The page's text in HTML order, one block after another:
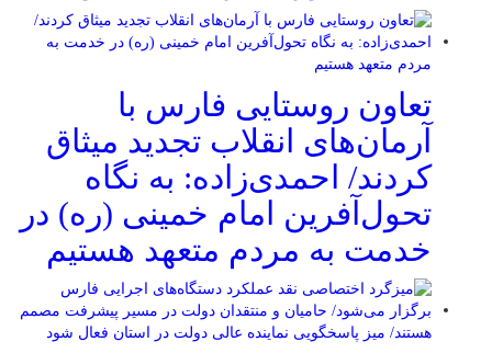
تعاون روستایی فارس با
آرمان‌های انقلاب تجدید میثاق
کردند/ احمدی‌زاده: به نگاه
تحول‌آفرین امام خمینی (ره) در
خدمت به مردم متعهد هستیم